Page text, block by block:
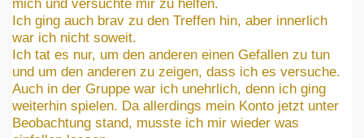
mich und versuchte mir zu helfen.
Ich ging auch brav zu den Treffen hin, aber innerlich
war ich nicht soweit.
Ich tat es nur, um den anderen einen Gefallen zu tun
und um den anderen zu zeigen, dass ich es versuche.
Auch in der Gruppe war ich unehrlich, denn ich ging
weiterhin spielen. Da allerdings mein Konto jetzt unter
Beobachtung stand, musste ich mir wieder was